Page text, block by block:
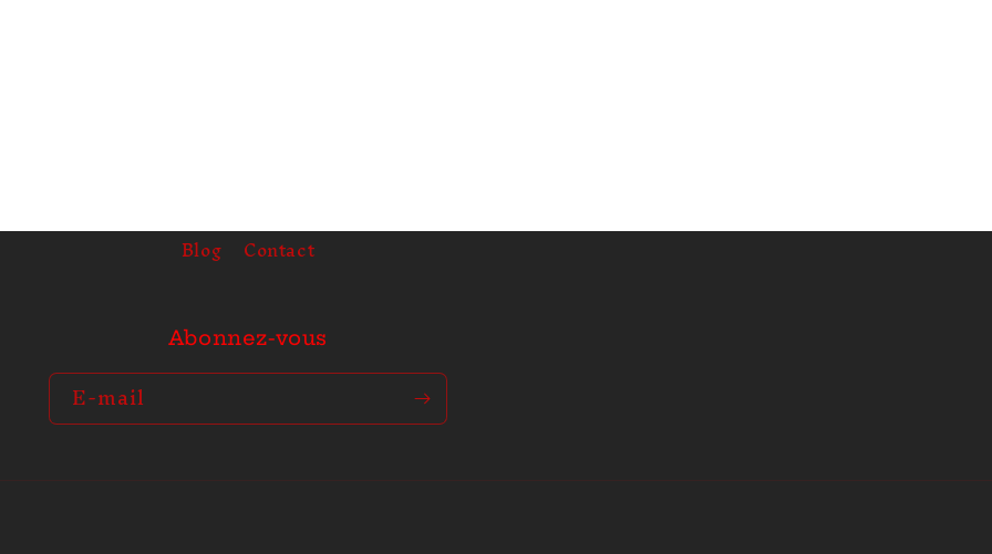
Blog Contact
Abonnez-vous
E-mail